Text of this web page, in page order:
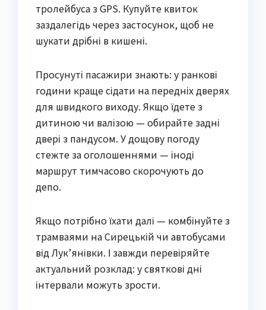
тролейбуса з GPS. Купуйте квиток
заздалегідь через застосунок, щоб не
шукати дрібні в кишені.
Просунуті пасажири знають: у ранкові
години краще сідати на передніх дверях
для швидкого виходу. Якщо їдете з
дитиною чи валізою — обирайте задні
двері з пандусом. У дощову погоду
стежте за оголошеннями — іноді
маршрут тимчасово скорочують до
депо.
Якщо потрібно їхати далі — комбінуйте з
трамваями на Сирецькій чи автобусами
від Лук’янівки. І завжди перевіряйте
актуальний розклад: у святкові дні
інтервали можуть зрости.